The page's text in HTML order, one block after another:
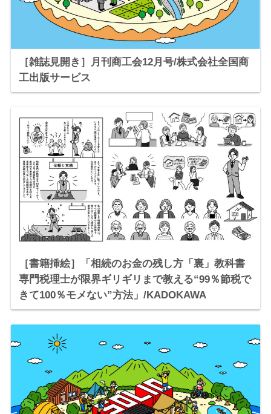
［雑誌見開き］月刊商工会12月号/株式会社全国商
工出版サービス
［書籍挿絵］「相続のお金の残し方「裏」教科書
専門税理士が限界ギリギリまで教える“99％節税で
きて100％モメない”方法」/KADOKAWA